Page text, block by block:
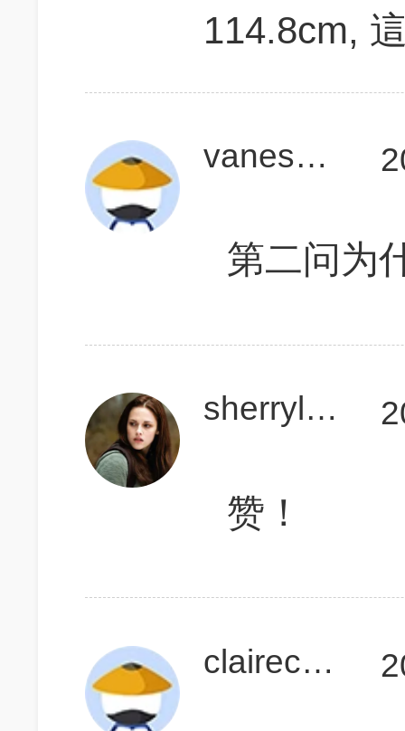
114.8cm,
vanessa1991
第二问为
sherryleev
赞！
clairecaicai